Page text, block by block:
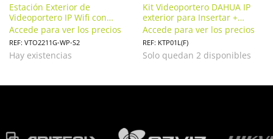
Estación Exterior de
Videoportero IP Wifi con
Cámara 2MP PoE Mifare
125°.VTO2211G-WP
Accede para ver los precios
REF: VTO2211G-WP-S2
Hay existencias
Kit Videoportero DAHUA IP
exterior para Insertar +
monitor interior. KTP01L(F)
Accede para ver los precios
REF: KTP01L(F)
Solo quedan 2 disponibles